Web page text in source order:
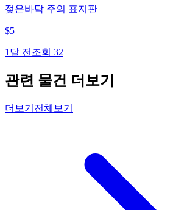
젖은바닥 주의 표지판
$5
1달 전 조회 32
관련 물건 더보기
더보기 전체보기